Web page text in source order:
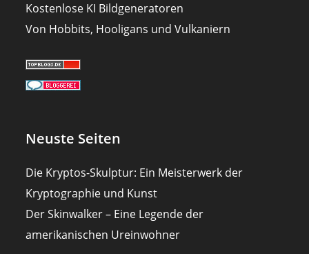
Kostenlose KI Bildgeneratoren
Von Hobbits, Hooligans und Vulkaniern
Neuste Seiten
Die Kryptos-Skulptur: Ein Meisterwerk der
Kryptographie und Kunst
Der Skinwalker – Eine Legende der
amerikanischen Ureinwohner